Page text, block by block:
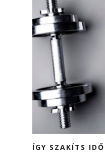
ÍGY SZAKÍTS